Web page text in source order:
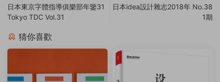
日本東京字體指導俱樂部年鑒31
Tokyo TDC Vol.31
日本idea設計雜志2018年 No.38
1期
猜你喜歡